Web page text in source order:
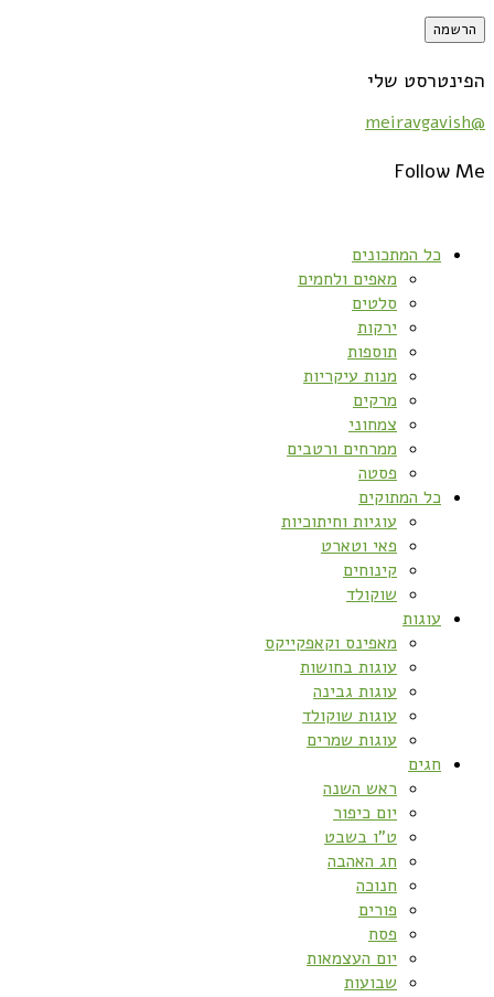
הפינטרסט שלי
@meiravgavish
Follow Me
כל המתכונים
מאפים ולחמים
סלטים
ירקות
תוספות
מנות עיקריות
מרקים
צמחוני
ממרחים ורטבים
פסטה
כל המתוקים
עוגיות וחיתוכיות
פאי וטארט
קינוחים
שוקולד
עוגות
מאפינס וקאפקייקס
עוגות בחושות
עוגות גבינה
עוגות שוקולד
עוגות שמרים
חגים
ראש השנה
יום כיפור
ט”ו בשבט
חג האהבה
חנוכה
פורים
פסח
יום העצמאות
שבועות